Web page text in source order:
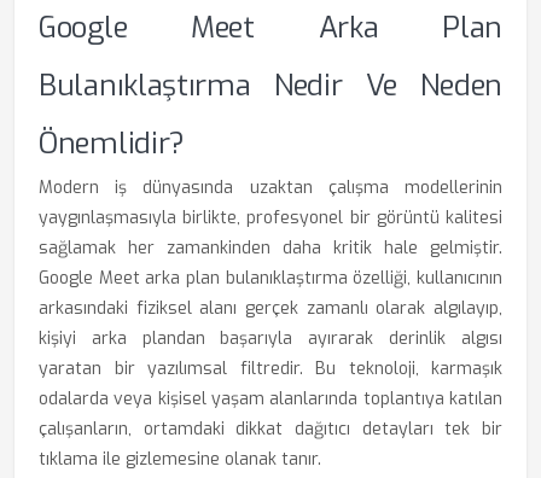
Google Meet Arka Plan
Bulanıklaştırma Nedir Ve Neden
Önemlidir?
Modern iş dünyasında uzaktan çalışma modellerinin
yaygınlaşmasıyla birlikte, profesyonel bir görüntü kalitesi
sağlamak her zamankinden daha kritik hale gelmiştir.
Google Meet arka plan bulanıklaştırma özelliği, kullanıcının
arkasındaki fiziksel alanı gerçek zamanlı olarak algılayıp,
kişiyi arka plandan başarıyla ayırarak derinlik algısı
yaratan bir yazılımsal filtredir. Bu teknoloji, karmaşık
odalarda veya kişisel yaşam alanlarında toplantıya katılan
çalışanların, ortamdaki dikkat dağıtıcı detayları tek bir
tıklama ile gizlemesine olanak tanır.